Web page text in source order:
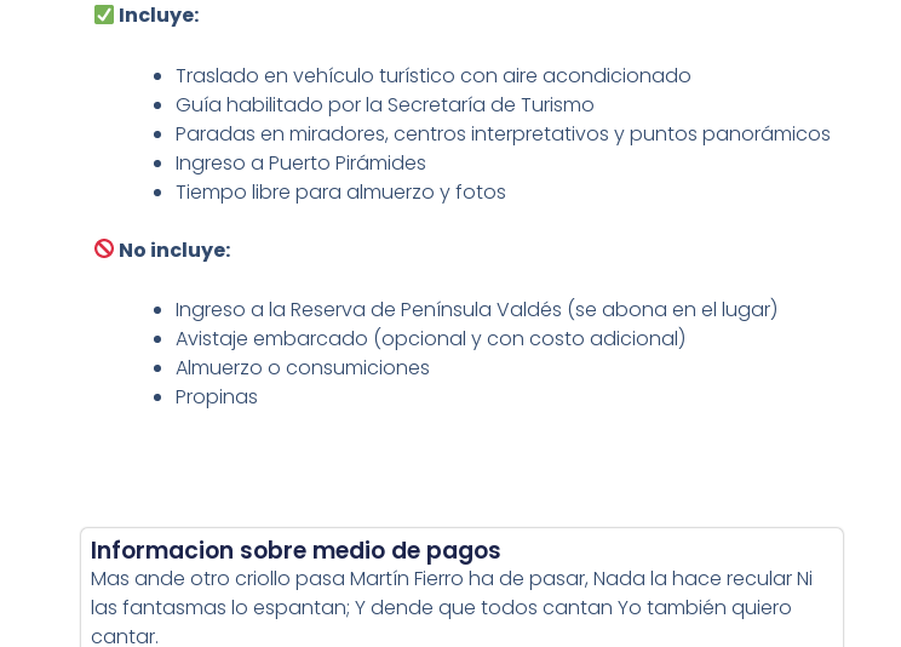
Incluye:
Traslado en vehículo turístico con aire acondicionado
Guía habilitado por la Secretaría de Turismo
Paradas en miradores, centros interpretativos y puntos panorámicos
Ingreso a Puerto Pirámides
Tiempo libre para almuerzo y fotos
No incluye:
Ingreso a la Reserva de Península Valdés (se abona en el lugar)
Avistaje embarcado (opcional y con costo adicional)
Almuerzo o consumiciones
Propinas
Informacion sobre medio de pagos
Mas ande otro criollo pasa Martín Fierro ha de pasar, Nada la hace recular Ni
las fantasmas lo espantan; Y dende que todos cantan Yo también quiero
cantar.